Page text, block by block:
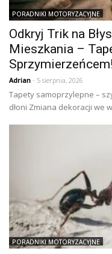
PORADNIKI MOTORYZACYJNE
Odkryj Trik na
Mieszkania –
Sprzymierzeńcem!
Adrian - 5 sierpnia, 2026
Tapety samoprzylepne –
dłoni Zmiana dekoracji we
PORADNIKI MOTORYZACYJNE